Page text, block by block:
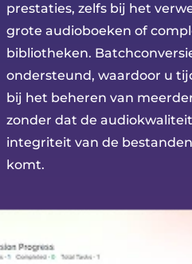
prestaties, zelfs bij het
grote audioboeken of
bibliotheken.
ondersteund, waardoor u
bij het beheren van
zonder dat de
integriteit van de
komt.